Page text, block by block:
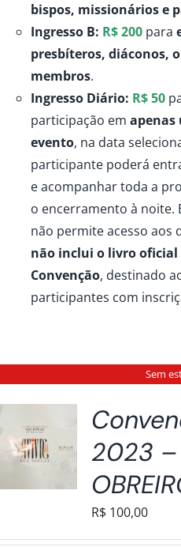
bispos, missionários e
Ingresso B: R$ 200 para
presbíteros, diáconos,
membros.
Ingresso Diário: R$ 50
participação emapenas
evento, na data
participante poderá
e acompanhar toda a
o encerramento à noite.
não permite acesso aos
não inclui o livro oficial
Convenção, destinado
participantes com
Sem
2023 –
R$ 100,00